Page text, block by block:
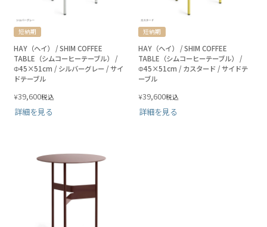
短納期
HAY（ヘイ） / SHIM COFFEE
TABLE（シムコーヒーテーブル） /
Φ45×51cm / シルバーグレー / サイ
ドテーブル
¥39,600税込
詳細を見る
短納期
HAY（ヘイ） / SHIM COFFEE
TABLE（シムコーヒーテーブル） /
Φ45×51cm / カスタード / サイドテ
ーブル
¥39,600税込
詳細を見る